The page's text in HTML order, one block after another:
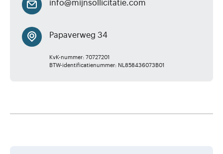
info@mijnsollicitatie.com
Papaverweg 34
KvK-nummer: 70727201
BTW-identificatienummer: NL858436073B01